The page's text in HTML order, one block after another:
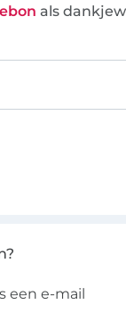
als
een e-mail